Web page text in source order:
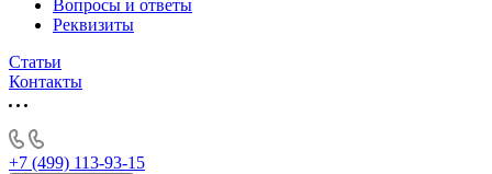
Вопросы и ответы
Реквизиты
Статьи
Контакты
+7 (499) 113-93-15